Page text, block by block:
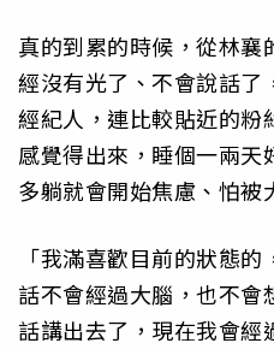
真的到累的時候，從林襄
經沒有光了、不會說話了
經紀人，連比較貼近的粉
感覺得出來，睡個一兩天
多躺就會開始焦慮、怕被
「我滿喜歡目前的狀態
話不會經過大腦，也不
話講出去了，現在我會經